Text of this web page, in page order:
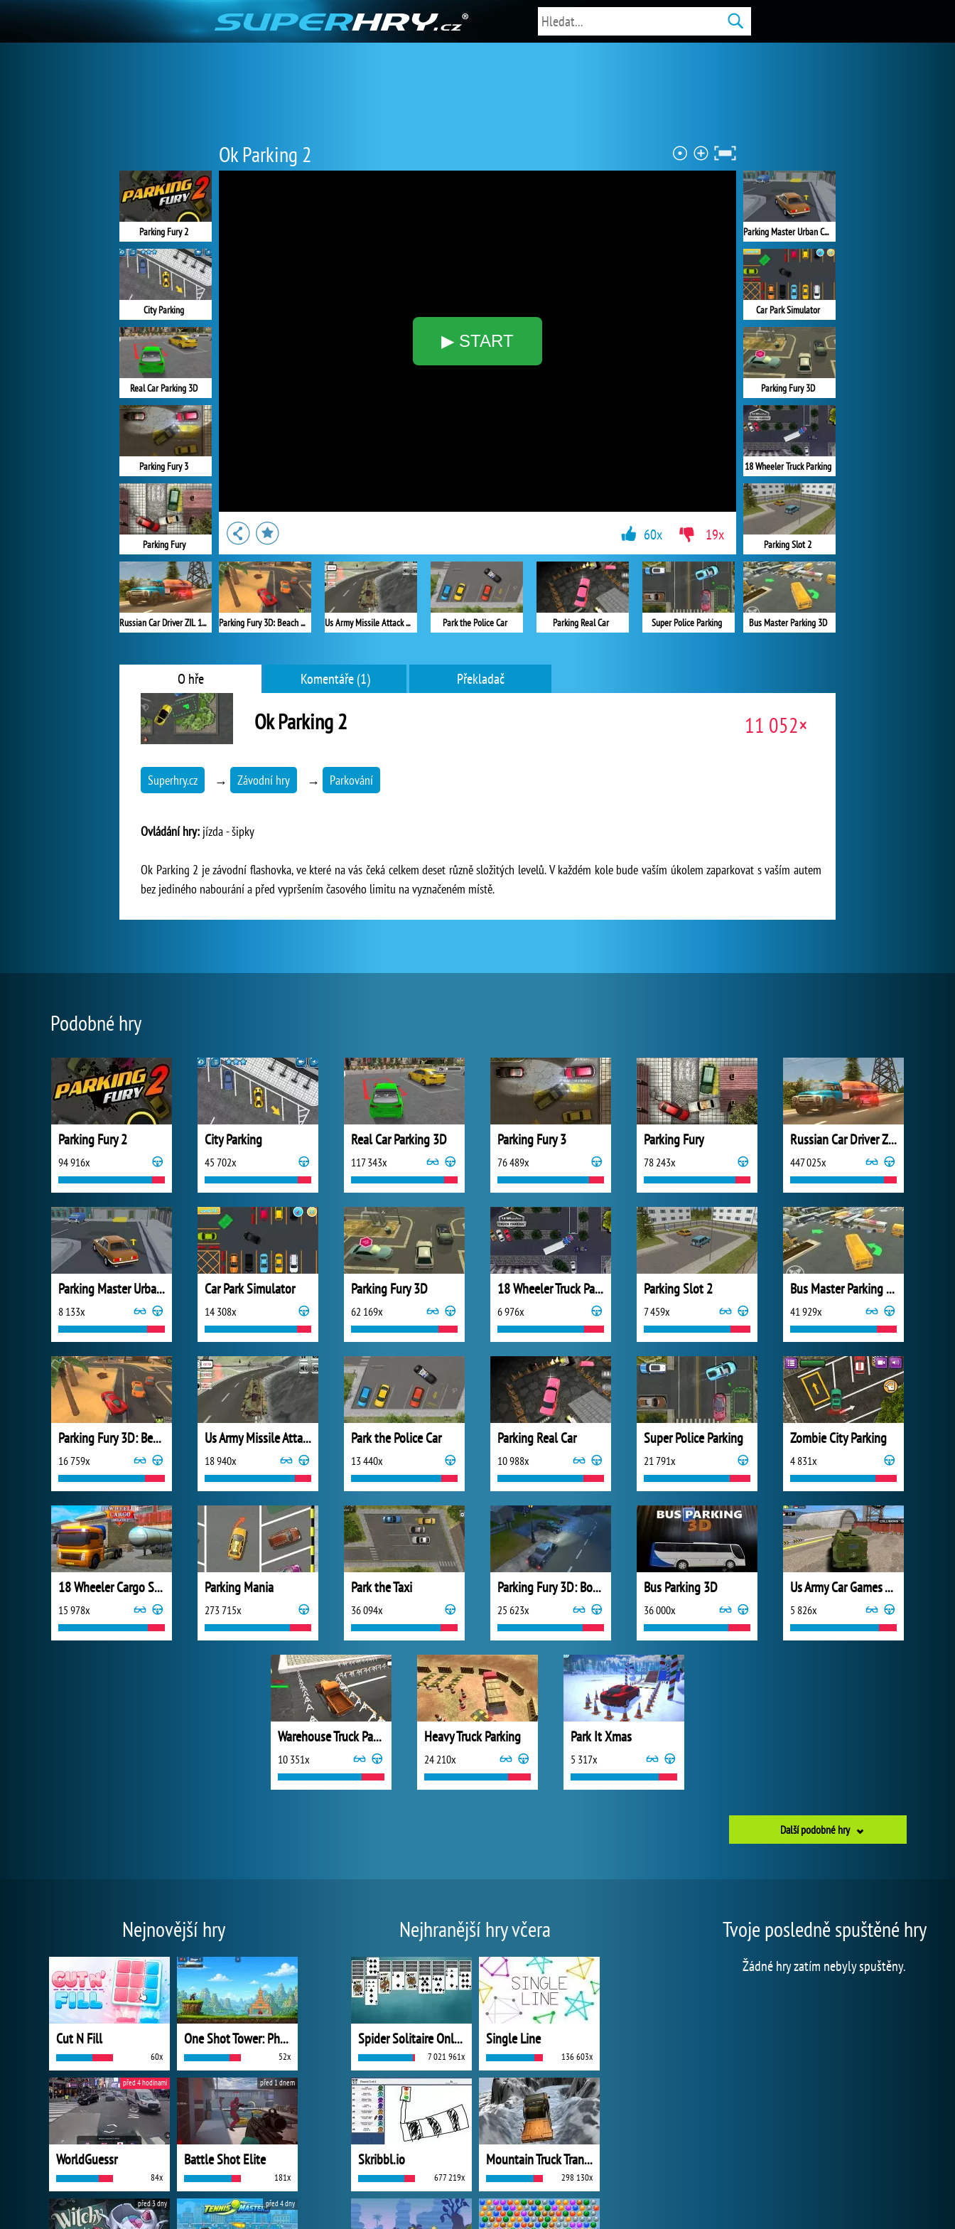
Ok Parking 2
▶ START
Parking Fury 2
City Parking
Real Car Parking 3D
Parking Fury 3
Parking Fury
Russian Car Driver ZIL 130
Parking Master Urban Challenges
Car Park Simulator
Parking Fury 3D
18 Wheeler Truck Parking
Parking Slot 2
Bus Master Parking 3D
Parking Fury 3D: Beach City Us Army Missile Attack Army Truck Driving Park the Police Car Parking Real Car Super Police Parking
60x 19x
O hře Komentáře (1) Překladač
Ok Parking 2 11 052×
Superhry.cz → Závodní hry → Parkování
Ovládání hry: jízda - šipky
Ok Parking 2 je závodní flashovka, ve které na vás čeká celkem deset různě složitých levelů. V každém kole bude vaším úkolem zaparkovat s vaším autem
bez jediného nabourání a před vypršením časového limitu na vyznačeném místě.
Podobné hry
Parking Fury 2
94 916x
City Parking
45 702x
Real Car Parking 3D
117 343x
Parking Fury 3
76 489x
Parking Fury
78 243x
Russian Car Driver ZIL 130
447 025x
Parking Master Urban Challenges
8 133x
Car Park Simulator
14 308x
Parking Fury 3D
62 169x
18 Wheeler Truck Parking
6 976x
Parking Slot 2
7 459x
Bus Master Parking 3D
41 929x
Parking Fury 3D: Beach City
16 759x
Us Army Missile Attack Army Truck Driving
18 940x
Park the Police Car
13 440x
Parking Real Car
10 988x
Super Police Parking
21 791x
Zombie City Parking
4 831x
18 Wheeler Cargo Simulator 2
15 978x
Parking Mania
273 715x
Park the Taxi
36 094x
Parking Fury 3D: Bounty Hunter
25 623x
Bus Parking 3D
36 000x
Us Army Car Games Truck Driving
5 826x
Warehouse Truck Parking
10 351x
Heavy Truck Parking
24 210x
Park It Xmas
5 317x
Další podobné hry
Nejnovější hry
Cut N Fill
60x
One Shot Tower: Physics Destroyer
52x
WorldGuessr
84x
před 4 hodinami
Battle Shot Elite
181x
před 1 dnem
před 3 dny před 4 dny
Nejhranější hry včera
Spider Solitaire Online
7 021 961x
Single Line
136 603x
Skribbl.io
677 219x
Mountain Truck Transport
298 130x
Tvoje posledně spuštěné hry
Žádné hry zatím nebyly spuštěny.